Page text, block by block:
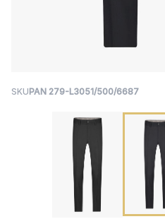
SKUPAN 279-L3051/500/6687